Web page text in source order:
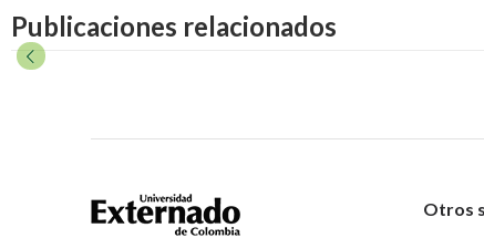
Publicaciones relacionados
Otros